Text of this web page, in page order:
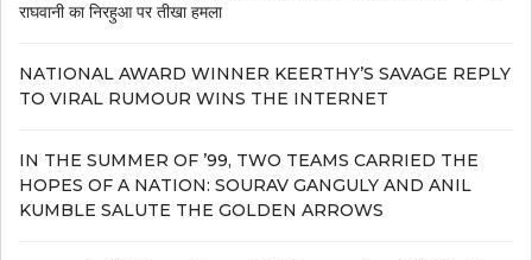
राघवानी का निरहुआ पर तीखा हमला
NATIONAL AWARD WINNER KEERTHY’S SAVAGE REPLY
TO VIRAL RUMOUR WINS THE INTERNET
IN THE SUMMER OF ’99, TWO TEAMS CARRIED THE
HOPES OF A NATION: SOURAV GANGULY AND ANIL
KUMBLE SALUTE THE GOLDEN ARROWS